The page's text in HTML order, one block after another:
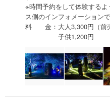
※時間予約をして体験する
ス側のインフォメーション
料 金：大人3,300円（前売
子供1,200円